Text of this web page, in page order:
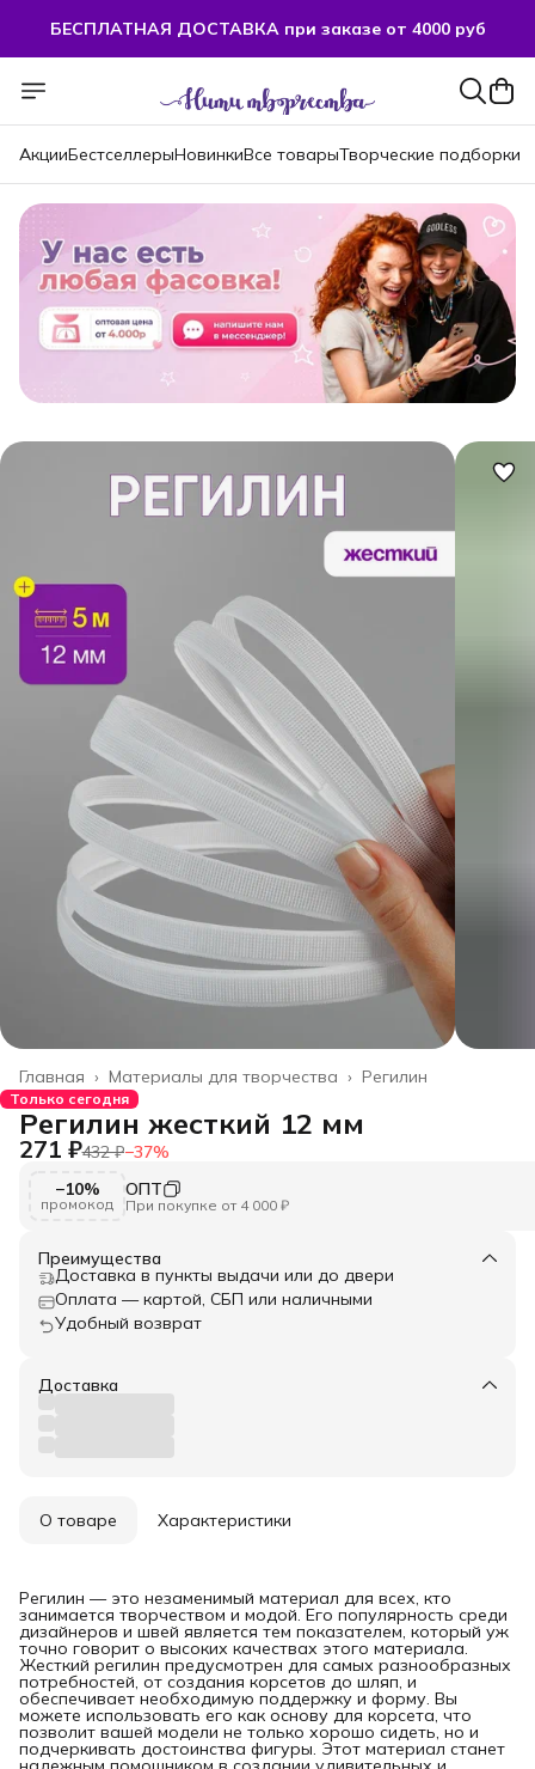
БЕСПЛАТНАЯ ДОСТАВКА при заказе от 4000 руб
АкцииБестселлерыНовинкиВсе товарыТворческие подборки
Регилин
Материалы для творчества ›
Главная ›
Только сегодня
Регилин жесткий 12 мм
271 ₽432 ₽−37%
−10%
промокод
ОПТ
При покупке от 4 000 ₽
Преимущества
Доставка в пункты выдачи или до двери
Оплата — картой, СБП или наличными
Удобный возврат
Доставка
О товаре Характеристики
Регилин — это незаменимый материал для всех, кто
занимается творчеством и модой. Его популярность среди
дизайнеров и швей является тем показателем, который уж
точно говорит о высоких качествах этого материала.
Жесткий регилин предусмотрен для самых разнообразных
потребностей, от создания корсетов до шляп, и
обеспечивает необходимую поддержку и форму. Вы
можете использовать его как основу для корсета, что
позволит вашей модели не только хорошо сидеть, но и
подчеркивать достоинства фигуры. Этот материал станет